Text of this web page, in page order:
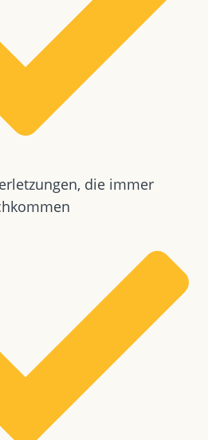
die immer